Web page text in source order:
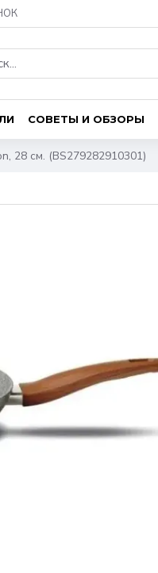
СОВЕТЫ И ОБЗОРЫ
28 см. (BS279282910301)